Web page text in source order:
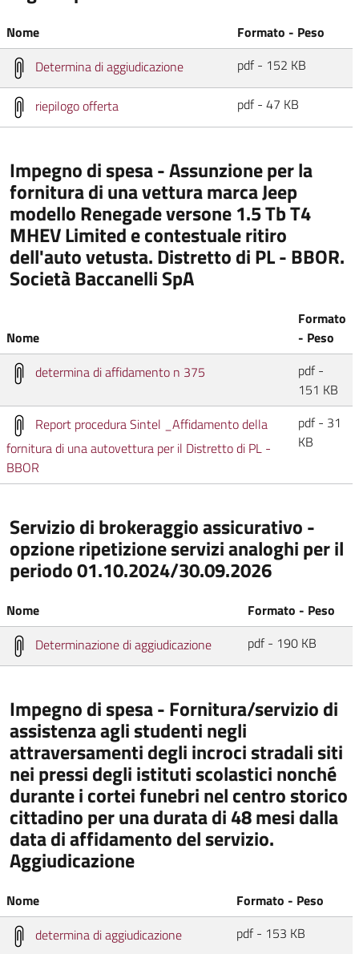
Nome
Formato - Peso
Determina di aggiudicazione
pdf - 152 KB
riepilogo offerta pdf - 47 KB
Impegno di spesa - Assunzione per la
fornitura di una vettura marca Jeep
modello Renegade versone 1.5 Tb T4
MHEV Limited e contestuale ritiro
dell'auto vetusta. Distretto di PL - BBOR.
Società Baccanelli SpA
Nome
Formato
- Peso
determina di affidamento n 375
pdf -
151 KB
Report procedura Sintel _Affidamento della
fornitura di una autovettura per il Distretto di PL -
BBOR
pdf - 31
KB
Servizio di brokeraggio assicurativo -
opzione ripetizione servizi analoghi per il
periodo 01.10.2024/30.09.2026
Nome
Formato - Peso
Determinazione di aggiudicazione
pdf - 190 KB
Impegno di spesa - Fornitura/servizio di
assistenza agli studenti negli
attraversamenti degli incroci stradali siti
nei pressi degli istituti scolastici nonché
durante i cortei funebri nel centro storico
cittadino per una durata di 48 mesi dalla
data di affidamento del servizio.
Aggiudicazione
Nome
Formato - Peso
determina di aggiudicazione
pdf - 153 KB